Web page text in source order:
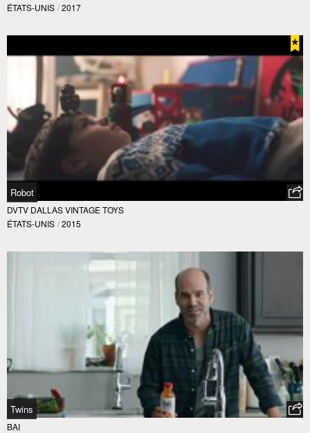
ÉTATS-UNIS / 2017
Robot
DVTV DALLAS VINTAGE TOYS
ÉTATS-UNIS / 2015
Twins
BAI